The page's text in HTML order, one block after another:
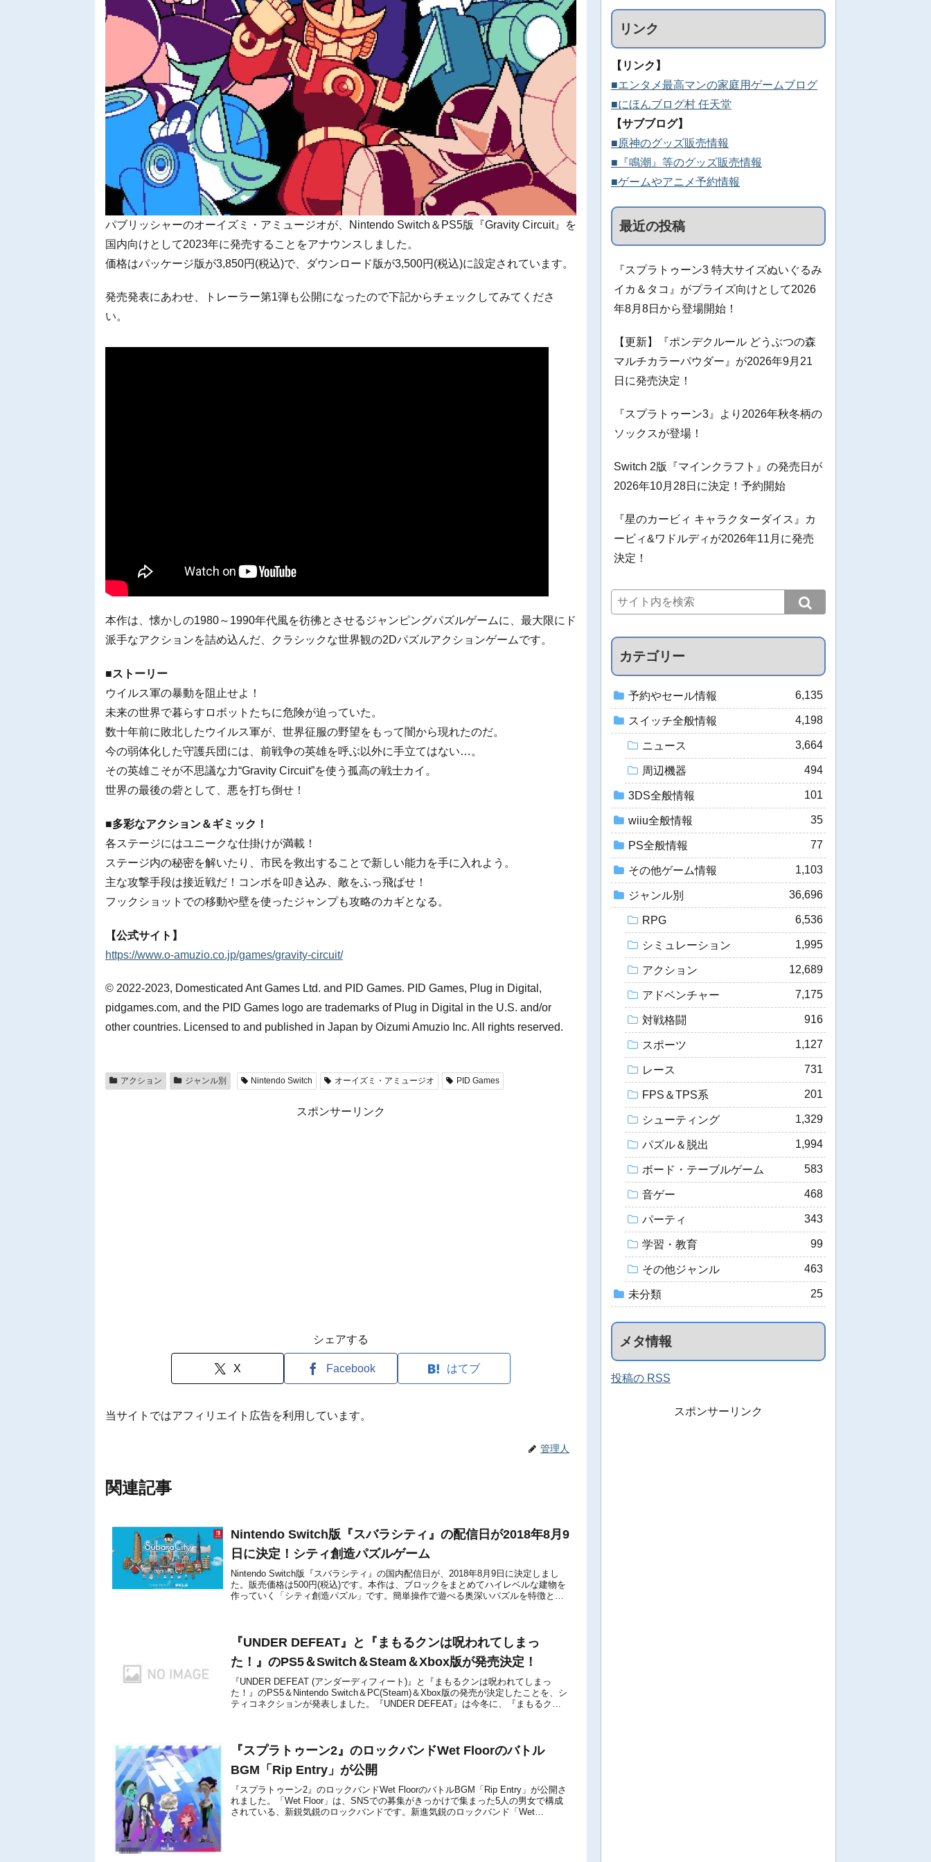
パブリッシャーのオーイズミ・アミュージオが、Nintendo Switch＆PS5版『Gravity Circuit』を
国内向けとして2023年に発売することをアナウンスしました。
価格はパッケージ版が3,850円(税込)で、ダウンロード版が3,500円(税込)に設定されています。
発売発表にあわせ、トレーラー第1弾も公開になったので下記からチェックしてみてくださ
い。
本作は、懐かしの1980～1990年代風を彷彿とさせるジャンピングパズルゲームに、最大限にド
派手なアクションを詰め込んだ、クラシックな世界観の2Dパズルアクションゲームです。
■ストーリー
ウイルス軍の暴動を阻止せよ！
未来の世界で暮らすロボットたちに危険が迫っていた。
数十年前に敗北したウイルス軍が、世界征服の野望をもって闇から現れたのだ。
今の弱体化した守護兵団には、前戦争の英雄を呼ぶ以外に手立てはない…。
その英雄こそが不思議な力“Gravity Circuit”を使う孤高の戦士カイ。
世界の最後の砦として、悪を打ち倒せ！
■多彩なアクション＆ギミック！
各ステージにはユニークな仕掛けが満載！
ステージ内の秘密を解いたり、市民を救出することで新しい能力を手に入れよう。
主な攻撃手段は接近戦だ！コンボを叩き込み、敵をふっ飛ばせ！
フックショットでの移動や壁を使ったジャンプも攻略のカギとなる。
【公式サイト】
https://www.o-amuzio.co.jp/games/gravity-circuit/
© 2022-2023, Domesticated Ant Games Ltd. and PID Games. PID Games, Plug in Digital,
pidgames.com, and the PID Games logo are trademarks of Plug in Digital in the U.S. and/or
other countries. Licensed to and published in Japan by Oizumi Amuzio Inc. All rights reserved.
アクション ジャンル別 Nintendo Switch オーイズミ・アミュージオ PID Games
スポンサーリンク
シェアする
X Facebook はてブ
当サイトではアフィリエイト広告を利用しています。
管理人
関連記事
Nintendo Switch版『スバラシティ』の配信日が2018年8月9
日に決定！シティ創造パズルゲーム
Nintendo Switch版『スバラシティ』の国内配信日が、2018年8月9日に決定しまし
た。販売価格は500円(税込)です。本作は、ブロックをまとめてハイレベルな建物を
作っていく「シティ創造パズル」です。簡単操作で遊べる奥深いパズルを特徴とし
『UNDER DEFEAT』と『まもるクンは呪われてしまっ
た！』のPS5＆Switch＆Steam＆Xbox版が発売決定！
『UNDER DEFEAT (アンダーディフィート)』と『まもるクンは呪われてしまっ
た！』のPS5＆Nintendo Switch＆PC(Steam)＆Xbox版の発売が決定したことを、シ
ティコネクションが発表しました。『UNDER DEFEAT』は今冬に、『まもるクン
『スプラトゥーン2』のロックバンドWet Floorのバトル
BGM「Rip Entry」が公開
『スプラトゥーン2』のロックバンドWet FloorのバトルBGM「Rip Entry」が公開さ
れました。「Wet Floor」は、SNSでの募集がきっかけで集まった5人の男女で構成
されている、新鋭気鋭のロックバンドです。新進気鋭のロックバンド「Wet
リンク
【リンク】
■エンタメ最高マンの家庭用ゲームブログ
■にほんブログ村 任天堂
【サブブログ】
■原神のグッズ販売情報
■『鳴潮』等のグッズ販売情報
■ゲームやアニメ予約情報
最近の投稿
『スプラトゥーン3 特大サイズぬいぐるみ
イカ＆タコ』がプライズ向けとして2026
年8月8日から登場開始！
【更新】『ポンデクルール どうぶつの森
マルチカラーパウダー』が2026年9月21
日に発売決定！
『スプラトゥーン3』より2026年秋冬柄の
ソックスが登場！
Switch 2版『マインクラフト』の発売日が
2026年10月28日に決定！予約開始
『星のカービィ キャラクターダイス』カ
ービィ&ワドルディが2026年11月に発売
決定！
カテゴリー
予約やセール情報 6,135
スイッチ全般情報 4,198
ニュース 3,664
周辺機器 494
3DS全般情報 101
wiiu全般情報 35
PS全般情報 77
その他ゲーム情報 1,103
ジャンル別 36,696
RPG 6,536
シミュレーション 1,995
アクション 12,689
アドベンチャー 7,175
対戦格闘 916
スポーツ 1,127
レース 731
FPS＆TPS系 201
シューティング 1,329
パズル＆脱出 1,994
ボード・テーブルゲーム 583
音ゲー 468
パーティ 343
学習・教育 99
その他ジャンル 463
未分類 25
メタ情報
投稿の RSS
スポンサーリンク